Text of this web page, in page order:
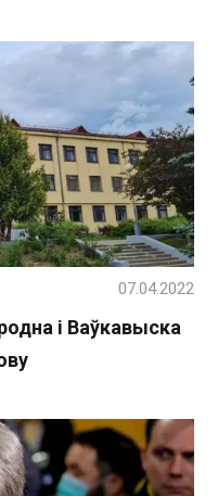
і Ваўкавыска
07.04.2022